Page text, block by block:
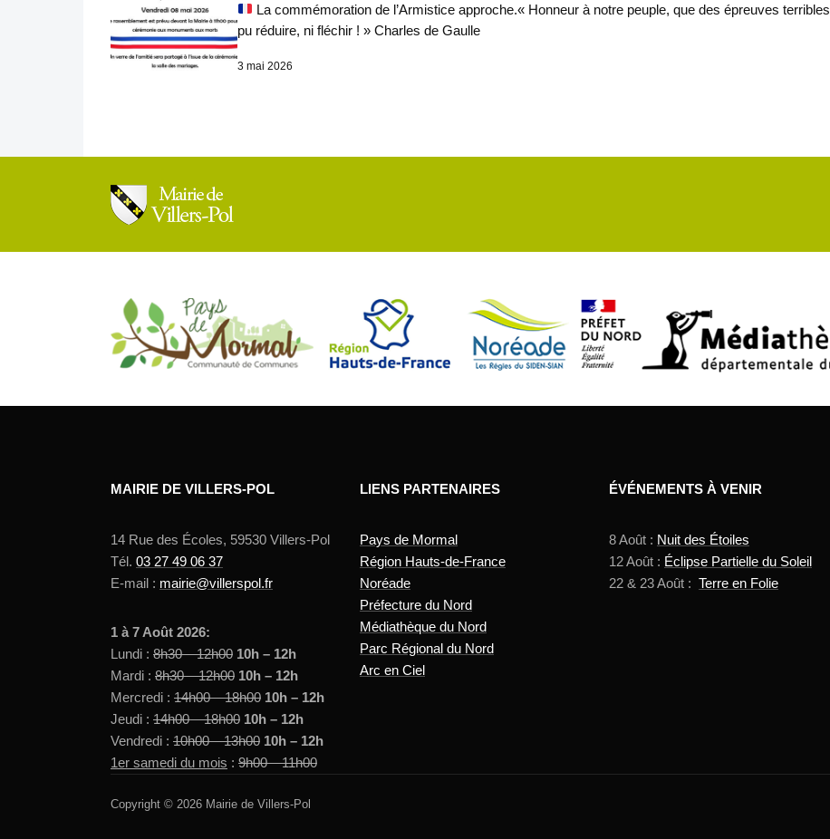
La commémoration de l’Armistice approche.« Honneur à notre peuple, que des épreuves terribles
pu réduire, ni fléchir ! » Charles de Gaulle
3 mai 2026
MAIRIE DE VILLERS-POL
14 Rue des Écoles, 59530 Villers-Pol
Tél. 03 27 49 06 37
E-mail : mairie@villerspol.fr
1 à 7 Août 2026:
Lundi : 8h30 – 12h00 10h – 12h
Mardi : 8h30 – 12h00 10h – 12h
Mercredi : 14h00 – 18h00 10h – 12h
Jeudi : 14h00 – 18h00 10h – 12h
Vendredi : 10h00 – 13h00 10h – 12h
1er samedi du mois : 9h00 – 11h00
LIENS PARTENAIRES
Pays de Mormal
Région Hauts-de-France
Noréade
Préfecture du Nord
Médiathèque du Nord
Parc Régional du Nord
Arc en Ciel
ÉVÉNEMENTS À VENIR
8 Août : Nuit des Étoiles
12 Août : Éclipse Partielle du Soleil
22 & 23 Août : Terre en Folie
Copyright © 2026 Mairie de Villers-Pol